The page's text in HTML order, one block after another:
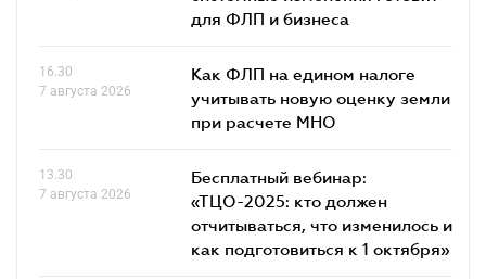
для ФЛП и бизнеса
16.30
7 августа 2026
Как ФЛП на едином налоге
учитывать новую оценку земли
при расчете МНО
13.30
7 августа 2026
Бесплатный вебинар:
«ТЦО-2025: кто должен
отчитываться, что изменилось и
как подготовиться к 1 октября»